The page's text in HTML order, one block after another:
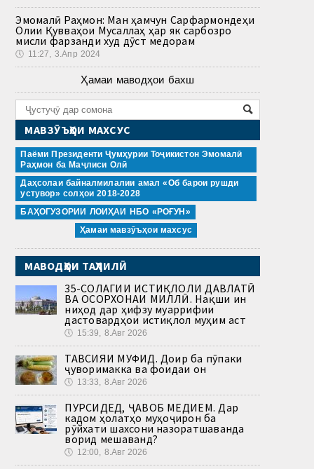
Эмомалӣ Раҳмон: Ман ҳамчун Сарфармондеҳи
Олии Қувваҳои Мусаллаҳ ҳар як сарбозро
мисли фарзанди худ дӯст медорам
🕔 11:27, 3.Апр 2024
Ҳамаи маводҳои бахш
МАВЗӮЪҲОИ МАХСУС
Паёми Президенти Ҷумҳурии Тоҷикистон Эмомалӣ
Раҳмон ба Маҷлиси Олӣ
Даҳсолаи байналмилалии амал «Об барои рушди
устувор» солҳои 2018-2028
БАҲОГУЗОРИИ ЛОИҲАИ НБО «РОҒУН»
Ҳамаи мавзӯъҳои махсус
МАВОДҲОИ ТАҲЛИЛӢ
35-СОЛАГИИ ИСТИҚЛОЛИ ДАВЛАТӢ
ВА ОСОРХОНАИ МИЛЛӢ. Нақши ин
ниҳод дар ҳифзу муаррифии
дастовардҳои истиқлол муҳим аст
🕔 15:39, 8.Авг 2026
ТАВСИЯИ МУФИД. Доир ба пӯпаки
ҷуворимакка ва фоидаи он
🕔 13:33, 8.Авг 2026
ПУРСИДЕД, ҶАВОБ МЕДИҲЕМ. Дар
кадом ҳолатҳо муҳоҷирон ба
рӯйхати шахсони назоратшаванда
ворид мешаванд?
🕔 12:00, 8.Авг 2026